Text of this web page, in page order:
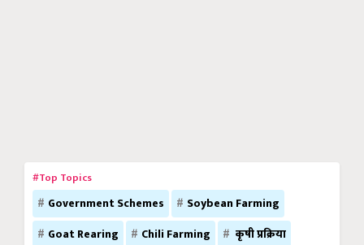
#Top Topics
Government Schemes
Soybean Farming
Goat Rearing
Chili Farming
कृषी प्रक्रिया